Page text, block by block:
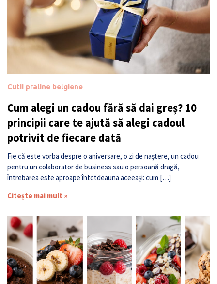
Cutii praline belgiene
Cum alegi un cadou fără să dai greș? 10
principii care te ajută să alegi cadoul
potrivit de fiecare dată
Fie că este vorba despre o aniversare, o zi de naștere, un cadou
pentru un colaborator de business sau o persoană dragă,
întrebarea este aproape întotdeauna aceeași: cum […]
Citește mai mult »